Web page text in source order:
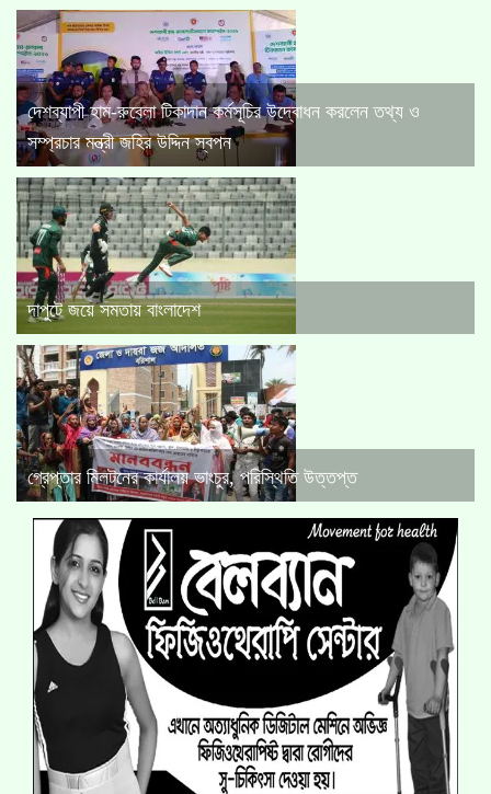
দেশব্যাপী হাম-রুবেলা টিকাদান কর্মসূচির উদ্বোধন করলেন তথ্য ও
সম্প্রচার মন্ত্রী জহির উদ্দিন স্বপন
দাপুটে জয়ে সমতায় বাংলাদেশ
গ্রেপ্তার মিলটনের কার্যালয় ভাংচুর, পরিস্থিতি উত্তপ্ত